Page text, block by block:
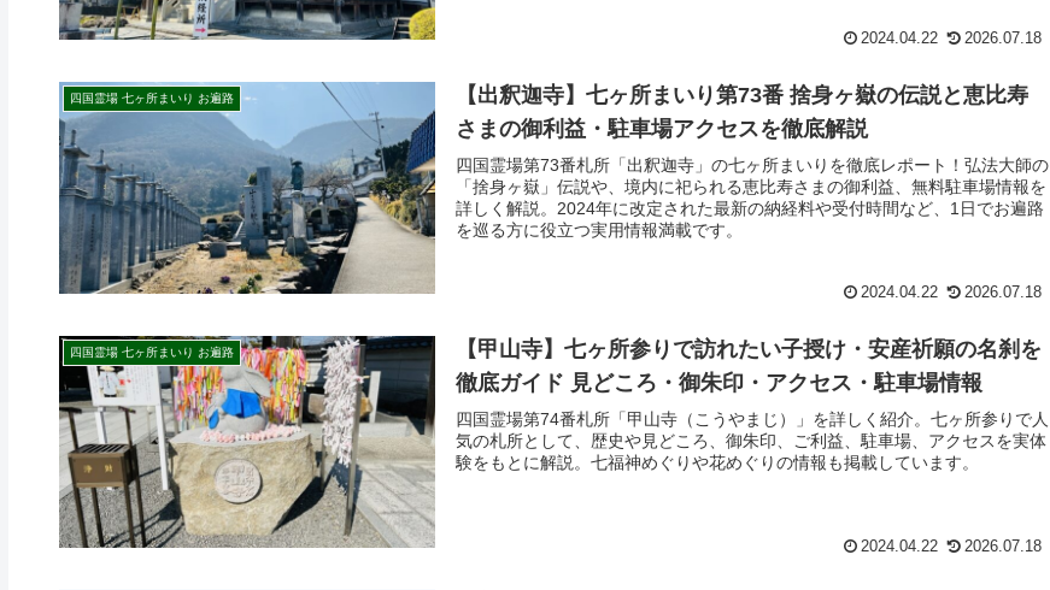
2024.04.22 2026.07.18
四国霊場 七ヶ所まいり お遍路
【出釈迦寺】七ヶ所まいり第73番 捨身ヶ嶽の伝説と恵比寿
さまの御利益・駐車場アクセスを徹底解説
四国霊場第73番札所「出釈迦寺」の七ヶ所まいりを徹底レポート！弘法大師の
「捨身ヶ嶽」伝説や、境内に祀られる恵比寿さまの御利益、無料駐車場情報を
詳しく解説。2024年に改定された最新の納経料や受付時間など、1日でお遍路
を巡る方に役立つ実用情報満載です。
2024.04.22 2026.07.18
四国霊場 七ヶ所まいり お遍路
【甲山寺】七ヶ所参りで訪れたい子授け・安産祈願の名刹を
徹底ガイド 見どころ・御朱印・アクセス・駐車場情報
四国霊場第74番札所「甲山寺（こうやまじ）」を詳しく紹介。七ヶ所参りで人
気の札所として、歴史や見どころ、御朱印、ご利益、駐車場、アクセスを実体
験をもとに解説。七福神めぐりや花めぐりの情報も掲載しています。
2024.04.22 2026.07.18